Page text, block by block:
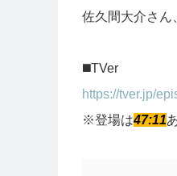
佐久間大介さん
◼️TVer
https://tver.jp/
※登場は47:11